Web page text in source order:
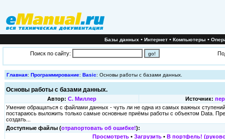
Базы данных•Интернет•Компьютеры•
Поиск по сайту:
Главная: Программирование: Basic: Основы работы с базами данных.
Основы работы с базами данных.
Автор: С. Миллер Источник:
Умение обращаться с файлами данных - чуть ли не одна из самых важных
постараюсь выложить только самые основные приёмы работы с объектом Data.
создать...
Доступные файлы (отрапортовать об ошибке!):
Просмотреть • Загрузить • В портфель!